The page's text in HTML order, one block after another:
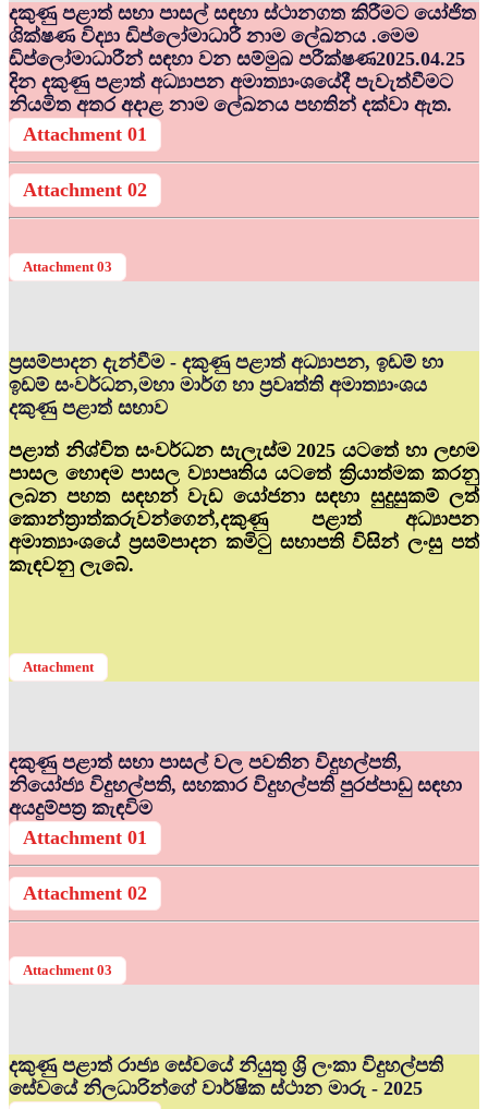
දකුණු පළාත් සභා පාසල් සඳහා ස්ථානගත කිරීමට යෝජිත
ශික්ෂණ විද්‍යා ඩිප්ලෝමාධාරී නාම ලේඛනය .මෙම
ඩිප්ලෝමාධාරීන් සඳහා වන සම්මුඛ පරීක්ෂණ2025.04.25
දින දකුණු පළාත් අධ්‍යාපන අමාත්‍යාංශයේදී පැවැත්වීමට
නියමිත අතර අදාළ නාම ලේඛනය පහතින් දක්වා ඇත.
Attachment 01
Attachment 02
Attachment 03
ප්‍රසම්පාදන දැන්වීම - දකුණු පළාත් අධ්‍යාපන, ඉඩම් හා
ඉඩම් සංවර්ධන,මහා මාර්ග හා ප්‍රවෘත්ති අමාත්‍යාංශය
දකුණු පළාත් සභාව
පළාත් නිශ්චිත සංවර්ධන සැලැස්ම 2025 යටතේ හා ලඟම
පාසල හොඳම පාසල ව්‍යාපෘතිය යටතේ ක්‍රියාත්මක කරනු
ලබන පහත සඳහන් වැඩ යෝජනා සඳහා සුදුසුකම් ලත්
කොන්ත්‍රාත්කරුවන්ගෙන්,දකුණු පළාත් අධ්‍යාපන
අමාත්‍යාංශයේ ප්‍රසම්පාදන කමිටු සභාපති විසින් ලංසු පත්
කැඳවනු ලැබේ.
Attachment
දකුණු පළාත් සභා පාසල් වල පවතින විදුහල්පති,
නියෝජ්‍ය විදුහල්පති, සහකාර විදුහල්පති පුරප්පාඩු සඳහා
අයදුම්පත්‍ර කැඳවිම
Attachment 01
Attachment 02
Attachment 03
දකුණු පළාත් රාජ්‍ය සේවයේ නියුතු ශ්‍රි ලංකා විදුහල්පති
සේවයේ නිලධාරින්ගේ වාර්ෂික ස්ථාන මාරු - 2025